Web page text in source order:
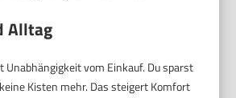
Alltag
Unabhängigkeit vom Einkauf. Du sparst
Kisten mehr. Das steigert Komfort